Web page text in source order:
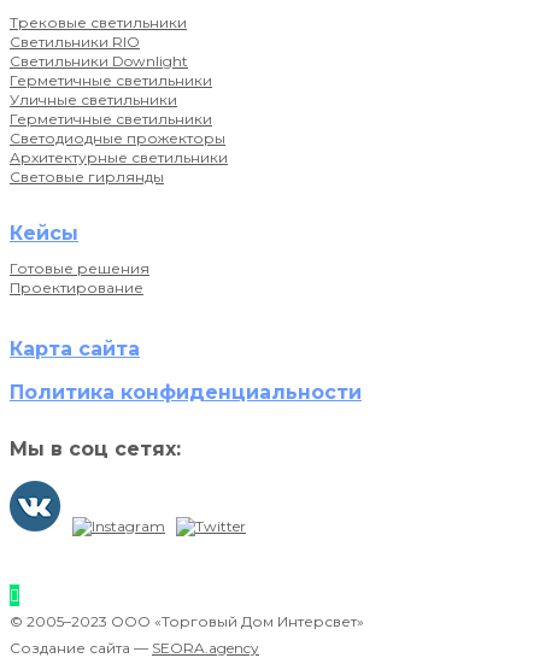
Трековые светильники
Светильники RIO
Светильники Downlight
Герметичные светильники
Уличные светильники
Герметичные светильники
Светодиодные прожекторы
Архитектурные светильники
Световые гирлянды
Кейсы
Готовые решения
Проектирование
Карта сайта
Политика конфиденциальности
Мы в соц сетях:
© 2005–2023 ООО «Торговый Дом Интерсвет»
Создание сайта — SEORA.agency